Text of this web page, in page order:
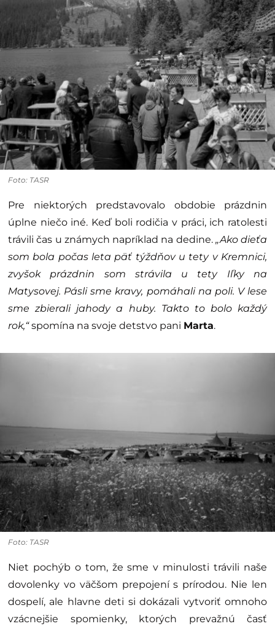
Foto: TASR
Pre niektorých predstavovalo obdobie prázdnin
úplne niečo iné. Keď boli rodičia v práci, ich ratolesti
trávili čas u známych napríklad na dedine. „Ako dieťa
som bola počas leta päť týždňov u tety v Kremnici,
zvyšok prázdnin som strávila u tety Iľky na
Matysovej. Pásli sme kravy, pomáhali na poli. V lese
sme zbierali jahody a huby. Takto to bolo každý
rok,“spomína na svoje detstvo pani Marta.
Foto: TASR
Niet pochýb o tom, že sme v minulosti trávili naše
dovolenky vo väčšom prepojení s prírodou. Nie len
dospelí, ale hlavne deti si dokázali vytvoriť omnoho
vzácnejšie spomienky, ktorých prevažnú časť